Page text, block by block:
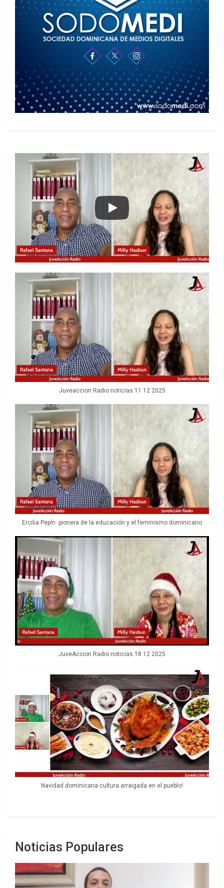
Juveaccion Radio noticias 11 12 2025
Ercilia Pepín: pionera de la educación y el feminismo dominicano
JuveAccion Radio noticias 18 12 2025
Navidad dominicana cultura arraigada en el pueblo!
Noticias Populares